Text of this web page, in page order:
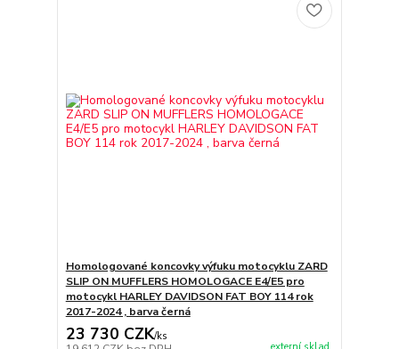
Homologované koncovky výfuku motocyklu ZARD
SLIP ON MUFFLERS HOMOLOGACE E4/E5 pro
motocykl HARLEY DAVIDSON FAT BOY 114 rok
2017-2024 , barva černá
23 730 CZK/ks